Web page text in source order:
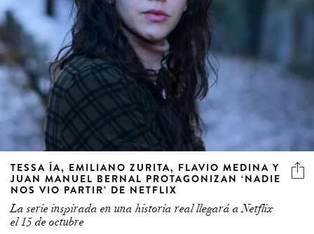
TESSA ÍA, EMILIANO ZURITA, FLAVIO MEDINA Y
JUAN MANUEL BERNAL PROTAGONIZAN ‘NADIE
NOS VIO PARTIR’ DE NETFLIX
La serie inspirada en una historia real llegará a Netflix
el 15 de octubre